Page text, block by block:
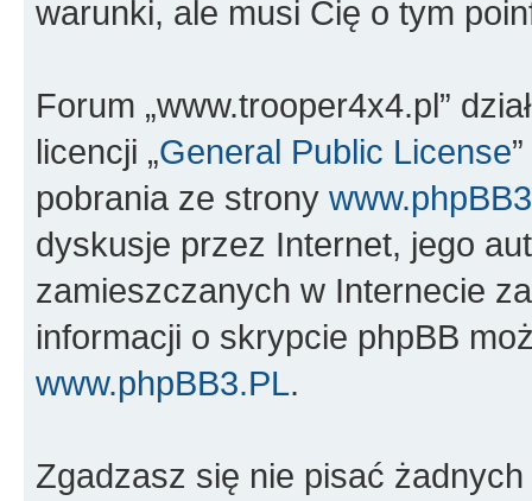
warunki, ale musi Cię o tym
Forum „www.trooper4x4.pl”
licencji „General Public License
pobrania ze strony
dyskusje przez Internet, jego
zamieszczanych w Internecie
informacji o skrypcie phpBB
www.phpBB3.PL.
Zgadzasz się nie pisać